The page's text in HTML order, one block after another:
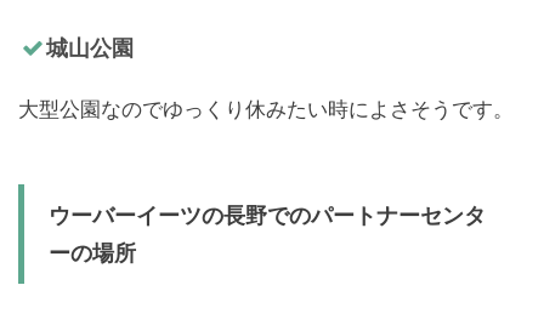
城山公園
大型公園なのでゆっくり休みたい時によさそうです。
ウーバーイーツの長野でのパートナーセンタ
ーの場所